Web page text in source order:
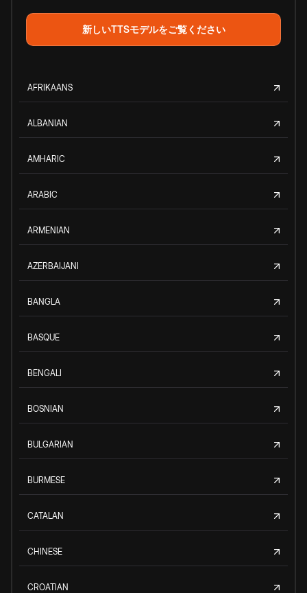
新しいTTSモデルをご覧ください
AFRIKAANS
ALBANIAN
AMHARIC
ARABIC
ARMENIAN
AZERBAIJANI
BANGLA
BASQUE
BENGALI
BOSNIAN
BULGARIAN
BURMESE
CATALAN
CHINESE
CROATIAN